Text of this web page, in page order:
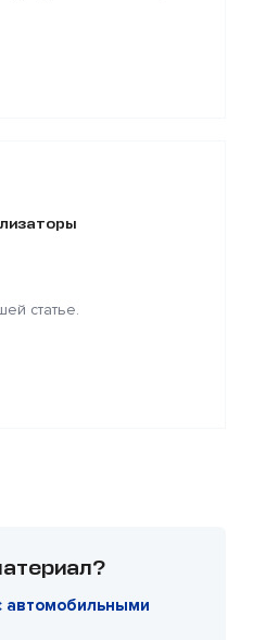
статье.
автомобильными